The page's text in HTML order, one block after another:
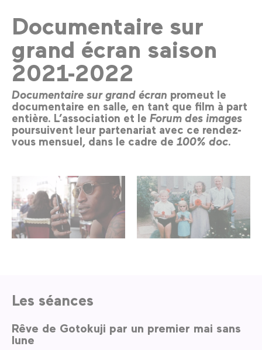
Documentaire sur
grand écran saison
2021-2022
Documentaire sur grand écran promeut le
documentaire en salle, en tant que film à part
entière. L’association et le Forum des images
poursuivent leur partenariat avec ce rendez-
vous mensuel, dans le cadre de 100% doc.
Les séances
Rêve de Gotokuji par un premier mai sans
lune